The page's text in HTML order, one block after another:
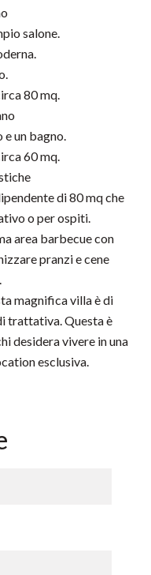
salone.
80 mq.
e un bagno.
60 mq.
di 80 mq che
o per ospiti.
area barbecue con
pranzi e cene
magnifica villa è di
trattativa. Questa è
desidera vivere in una
esclusiva.